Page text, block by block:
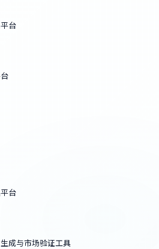
台
台
成与市场验证工具